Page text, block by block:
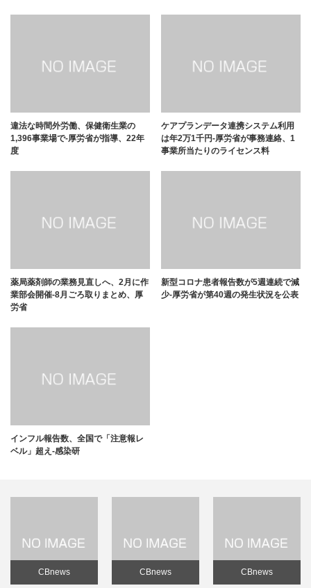
違法な時間外労働、保健衛生業の
1,396事業場で-厚労省が指導、22年
度
ケアプランデータ連携システム利用
は年2万1千円-厚労省が事務連絡、1
事業所当たりのライセンス料
薬局薬剤師の業務見直しへ、2月に作
業部会開催-8月ごろ取りまとめ、厚
労省
新型コロナ患者報告数が5週連続で減
少-厚労省が第40週の発生状況を公表
インフル報告数、全国で「注意報レ
ベル」超え-感染研
CBnews CBnews CBnews